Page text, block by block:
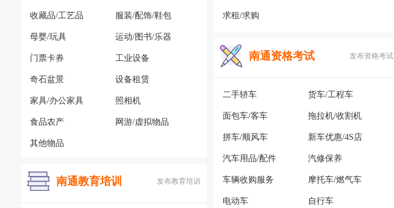
收藏品/工艺品 服装/配饰/鞋包
母婴/玩具 运动/图书/乐器
门票卡券 工业设备
奇石盆景 设备租赁
家具/办公家具 照相机
食品农产 网游/虚拟物品
其他物品
南通教育培训 发布教育培训
求租/求购
南通资格考试 发布资格考试
二手轿车 货车/工程车
面包车/客车 拖拉机/收割机
拼车/顺风车 新车优惠/4S店
汽车用品/配件 汽修保养
车辆收购服务 摩托车/燃气车
电动车 自行车